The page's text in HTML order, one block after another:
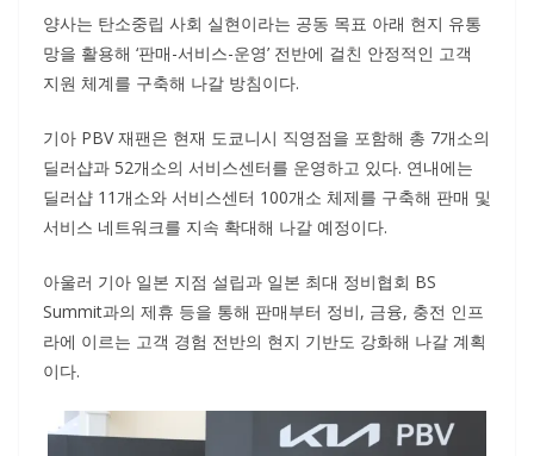
양사는 탄소중립 사회 실현이라는 공동 목표 아래 현지 유통
망을 활용해 ‘판매-서비스-운영’ 전반에 걸친 안정적인 고객
지원 체계를 구축해 나갈 방침이다.
기아 PBV 재팬은 현재 도쿄니시 직영점을 포함해 총 7개소의
딜러샵과 52개소의 서비스센터를 운영하고 있다. 연내에는
딜러샵 11개소와 서비스센터 100개소 체제를 구축해 판매 및
서비스 네트워크를 지속 확대해 나갈 예정이다.
아울러 기아 일본 지점 설립과 일본 최대 정비협회 BS
Summit과의 제휴 등을 통해 판매부터 정비, 금융, 충전 인프
라에 이르는 고객 경험 전반의 현지 기반도 강화해 나갈 계획
이다.